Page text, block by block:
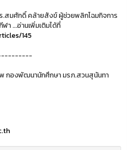
.สมศักดิ์ คล้ายสังข์ ผู้ช่วยพลิกโฉมกิจการ
า ...อ่านเพิ่มเติมได้ที่
145
กองพัฒนานักศึกษา มรภ.สวนสุนันทา